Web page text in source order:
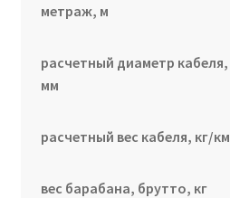
метраж, м
расчетный диаметр кабеля,
мм
расчетный вес кабеля, кг/км
вес барабана, брутто, кг